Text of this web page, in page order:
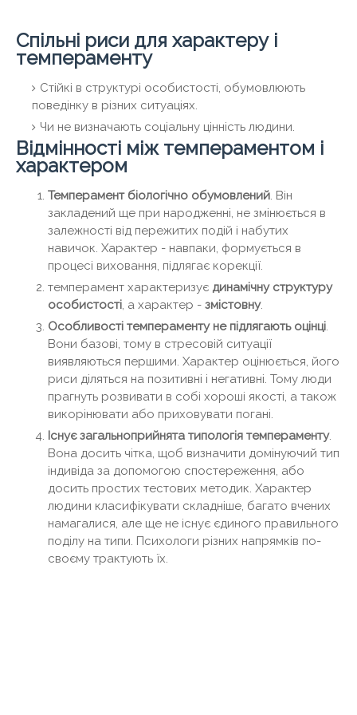
Спільні риси для характеру і
темпераменту
Стійкі в структурі особистості, обумовлюють
поведінку в різних ситуаціях.
Чи не визначають соціальну цінність людини.
Відмінності між темпераментом і
характером
Темперамент біологічно обумовлений. Він
закладений ще при народженні, не змінюється в
залежності від пережитих подій і набутих
навичок. Характер - навпаки, формується в
процесі виховання, підлягає корекції.
темперамент характеризує динамічну структуру
особистості, а характер - змістовну.
Особливості темпераменту не підлягають оцінці.
Вони базові, тому в стресовій ситуації
виявляються першими. Характер оцінюється, його
риси діляться на позитивні і негативні. Тому люди
прагнуть розвивати в собі хороші якості, а також
викорінювати або приховувати погані.
Існує загальноприйнята типологія темпераменту.
Вона досить чітка, щоб визначити домінуючий тип
індивіда за допомогою спостереження, або
досить простих тестових методик. Характер
людини класифікувати складніше, багато вчених
намагалися, але ще не існує єдиного правильного
поділу на типи. Психологи різних напрямків по-
своєму трактують їх.